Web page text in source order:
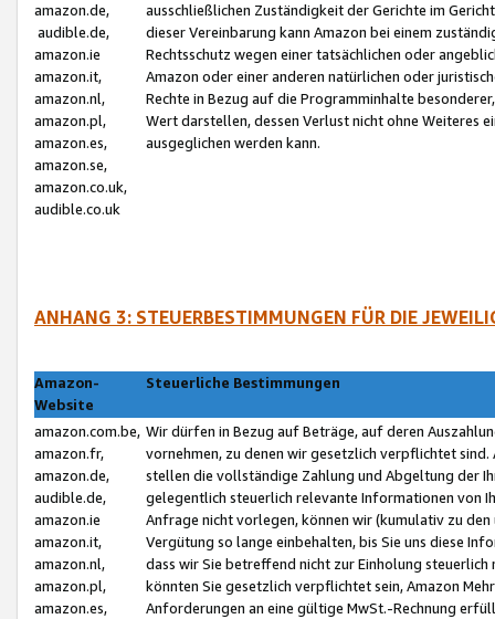
amazon.de,
audible.de,
amazon.ie
amazon.it,
amazon.nl,
amazon.pl,
amazon.es,
amazon.se,
amazon.co.uk,
audible.co.uk
ausschließlichen Zuständigkeit der Gerichte im
dieser Vereinbarung kann Amazon bei einem
Rechtsschutz wegen einer tatsächlichen oder
Amazon oder einer anderen natürlichen oder
Rechte in Bezug auf die Programminhalte
Wert darstellen, dessen Verlust nicht ohne Weiteres
ausgeglichen werden kann.
ANHANG 3: STEUERBESTIMMUNGEN FÜR DIE
Amazon-
Website
Steuerliche Bestimmungen
amazon.com.be,
amazon.fr,
amazon.de,
audible.de,
amazon.ie
amazon.it,
amazon.nl,
amazon.pl,
amazon.es,
Wir dürfen in Bezug auf Beträge, auf deren
vornehmen, zu denen wir gesetzlich verpflichtet
stellen die vollständige Zahlung und Abgeltung der
gelegentlich steuerlich relevante Informationen von
Anfrage nicht vorlegen, können wir (kumulativ zu
Vergütung so lange einbehalten, bis Sie uns diese
dass wir Sie betreffend nicht zur Einholung
könnten Sie gesetzlich verpflichtet sein, Amazon
Anforderungen an eine gültige MwSt.-Rechnung